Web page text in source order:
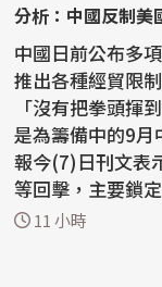
分析：中國反制美
中國日前公布多
推出各種經貿限
「沒有把拳頭揮
是為籌備中的9月中
報今(7)日刊文表
等回擊，主要鎖定
稀土...
11 小時